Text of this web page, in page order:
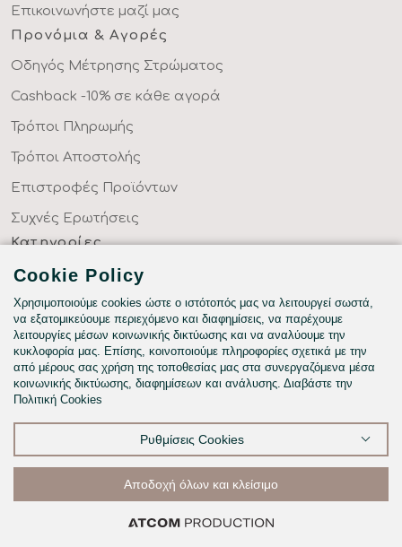
Επικοινωνήστε μαζί μας
Προνόμια & Αγορές
Οδηγός Μέτρησης Στρώματος
Cashback -10% σε κάθε αγορά
Τρόποι Πληρωμής
Τρόποι Αποστολής
Επιστροφές Προϊόντων
Συχνές Ερωτήσεις
Κατηγορίες
ΣΕΝΤΟΝΙΑ ΣΤΑ ΜΕΤΡΑ ΣΑΣ
ΥΦΑΣΜΑΤΑ ΜΕ ΤΟ ΜΕΤΡΟ
ΥΠΝΟΔΩΜΑΤΙΟ
HOTEL & BNB
ΠΑΙΔΙΚΟ - ΕΦΗΒΙΚΟ
Cookie Policy
Χρησιμοποιούμε cookies ώστε ο ιστότοπός μας να λειτουργεί σωστά,
να εξατομικεύουμε περιεχόμενο και διαφημίσεις, να παρέχουμε
λειτουργίες μέσων κοινωνικής δικτύωσης και να αναλύουμε την
κυκλοφορία μας. Επίσης, κοινοποιούμε πληροφορίες σχετικά με την
από μέρους σας χρήση της τοποθεσίας μας στα συνεργαζόμενα μέσα
κοινωνικής δικτύωσης, διαφημίσεων και ανάλυσης. Διαβάστε την
Πολιτική Cookies
Ρυθμίσεις Cookies
Αποδοχή όλων και κλείσιμο